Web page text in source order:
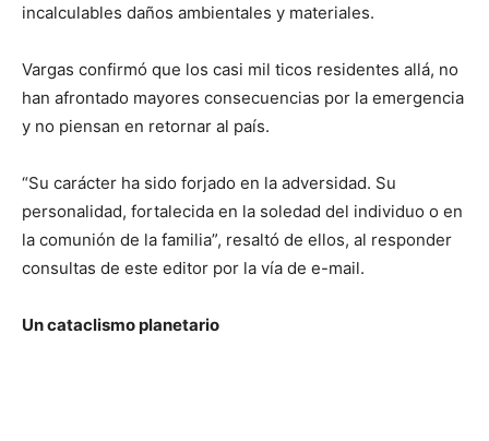
incalculables daños ambientales y materiales.
Vargas confirmó que los casi mil ticos residentes allá, no
han afrontado mayores consecuencias por la emergencia
y no piensan en retornar al país.
“Su carácter ha sido forjado en la adversidad. Su
personalidad, fortalecida en la soledad del individuo o en
la comunión de la familia”, resaltó de ellos, al responder
consultas de este editor por la vía de e-mail.
Un cataclismo planetario